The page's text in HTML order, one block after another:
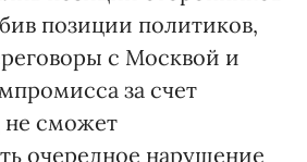
позиции политиков,
с Москвой и
за счет
не сможет
очередное нарушение